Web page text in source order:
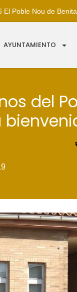
El Poble Nou de
AYUNTAMIENTO
del